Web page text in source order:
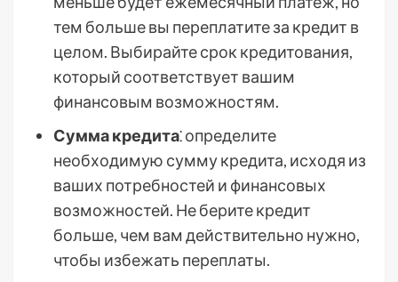
тем больше вы переплатите за кредит в
целом. Выбирайте срок кредитования,
который соответствует вашим
финансовым возможностям.
Сумма кредита⁚ определите
необходимую сумму кредита, исходя из
ваших потребностей и финансовых
возможностей. Не берите кредит
больше, чем вам действительно нужно,
чтобы избежать переплаты.